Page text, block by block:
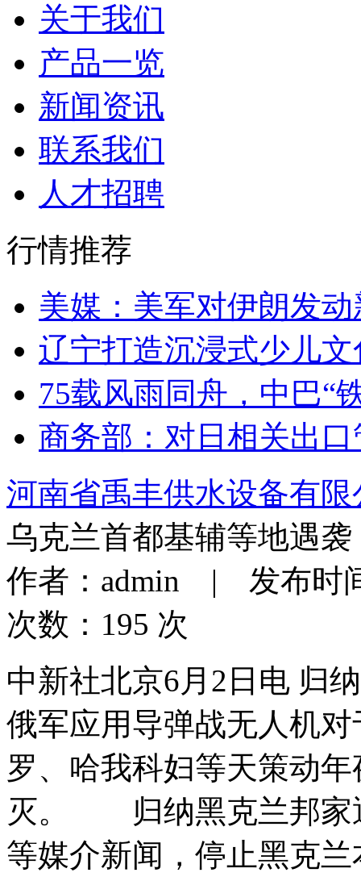
关于我们
产品一览
新闻资讯
联系我们
人才招聘
行情推荐
美媒：美军对伊朗发动
辽宁打造沉浸式少儿文
75载风雨同舟，中巴“
商务部：对日相关出口
河南省禹丰供水设备有限
乌克兰首都基辅等地遇
作者：admin | 发布时
次数：195 次
中新社北京6月2日电 归
俄军应用导弹战无人机
罗、哈我科妇等天策动
灭。 归纳黑克兰邦家
等媒介新闻，停止黑克